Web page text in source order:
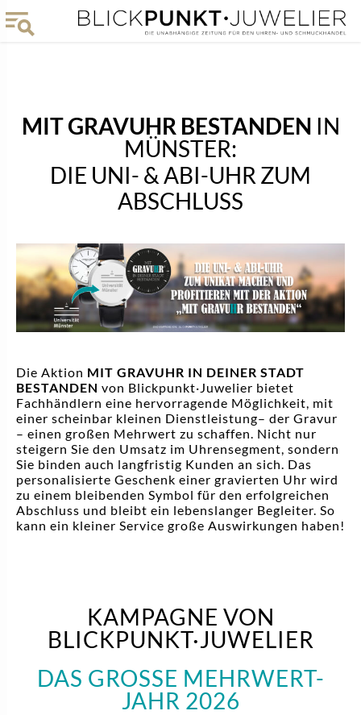
MIT GRAVUHR BESTANDEN IN
MÜNSTER:
DIE UNI- & ABI-UHR ZUM
ABSCHLUSS
Die Aktion MIT GRAVUHR IN DEINER STADT
BESTANDEN von Blickpunkt·Juwelier bietet
Fachhändlern eine hervorragende Möglichkeit, mit
einer scheinbar kleinen Dienstleistung– der Gravur
– einen großen Mehrwert zu schaffen. Nicht nur
steigern Sie den Umsatz im Uhrensegment, sondern
Sie binden auch langfristig Kunden an sich. Das
personalisierte Geschenk einer gravierten Uhr wird
zu einem bleibenden Symbol für den erfolgreichen
Abschluss und bleibt ein lebenslanger Begleiter. So
kann ein kleiner Service große Auswirkungen haben!
KAMPAGNE VON
BLICKPUNKT·­JUWELIER
DAS GROSSE MEHR­WERT-J
AHR 2026